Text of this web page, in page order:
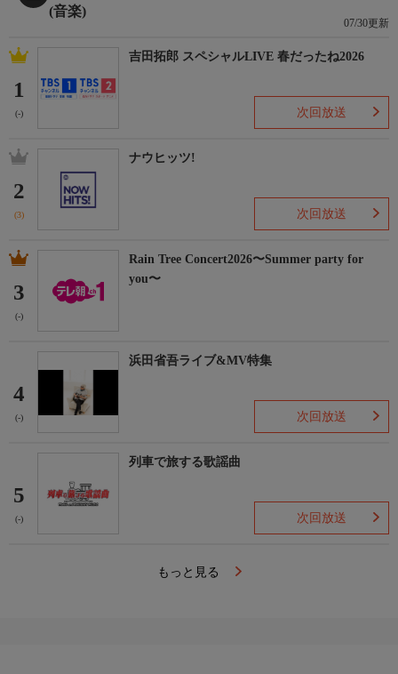
(音楽)
07/30更新
1
(-)
吉田拓郎 スペシャルLIVE 春だったね2026
次回放送
2
(3)
ナウヒッツ!
次回放送
3
(-)
Rain Tree Concert2026〜Summer party for
you〜
4
(-)
浜田省吾ライブ&MV特集
次回放送
5
(-)
列車で旅する歌謡曲
次回放送
もっと見る